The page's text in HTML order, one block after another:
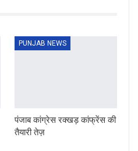
PUNJAB NEWS
पंजाब कांग्रेस रक्खड़ कांफ्रेंस की
तैयारी तेज़